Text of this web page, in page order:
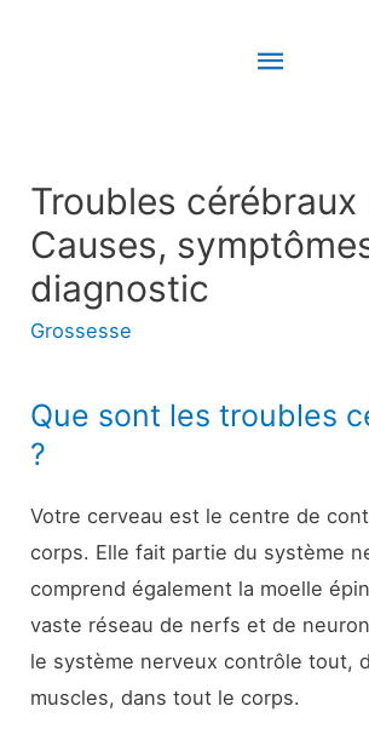
Menu
Troubles cérébraux
Causes,
diagnostic
Grossesse
Que sont les troubles
?
Votre cerveau est le centre de
corps. Elle fait partie du système
comprend également la moelle
vaste réseau de nerfs et de
le système nerveux contrôle tout,
muscles, dans tout le corps.